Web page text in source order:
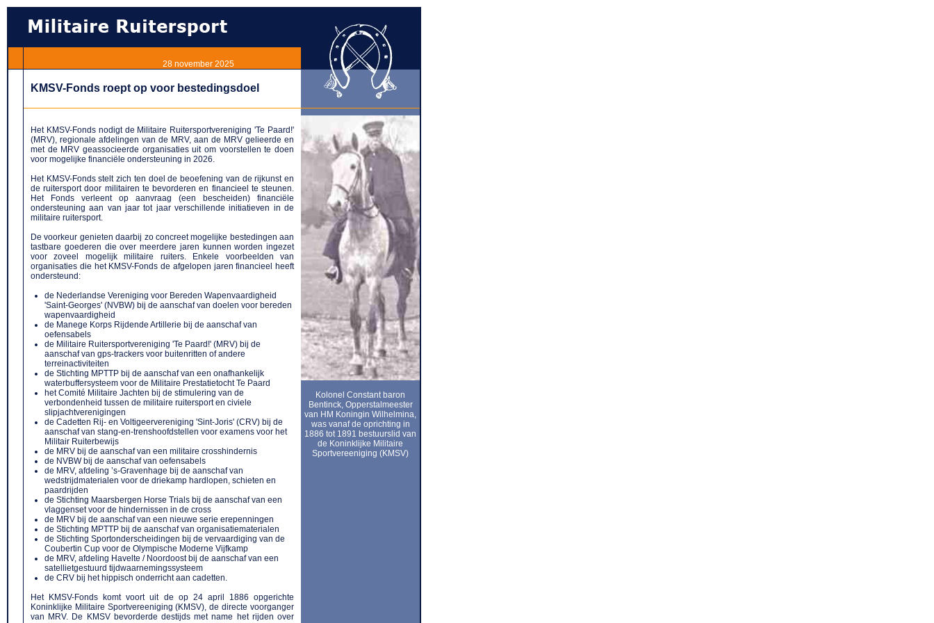
28 november 2025
KMSV-Fonds roept op voor bestedingsdoel
Het KMSV-Fonds nodigt de Militaire Ruitersportvereniging 'Te Paard!'
(MRV), regionale afdelingen van de MRV, aan de MRV gelieerde en
met de MRV geassocieerde organisaties uit om voorstellen te doen
voor mogelijke financiële ondersteuning in 2026.
Het KMSV-Fonds stelt zich ten doel de beoefening van de rijkunst en
de ruitersport door militairen te bevorderen en financieel te steunen.
Het Fonds verleent op aanvraag (een bescheiden) financiële
ondersteuning aan van jaar tot jaar verschillende initiatieven in de
militaire ruitersport.
De voorkeur genieten daarbij zo concreet mogelijke bestedingen aan
tastbare goederen die over meerdere jaren kunnen worden ingezet
voor zoveel mogelijk militaire ruiters. Enkele voorbeelden van
organisaties die het KMSV-Fonds de afgelopen jaren financieel heeft
ondersteund:
de Nederlandse Vereniging voor Bereden Wapenvaardigheid
'Saint-Georges' (NVBW) bij de aanschaf van doelen voor bereden
wapenvaardigheid
de Manege Korps Rijdende Artillerie bij de aanschaf van
oefensabels
de Militaire Ruitersportvereniging 'Te Paard!' (MRV) bij de
aanschaf van gps-trackers voor buitenritten of andere
terreinactiviteiten
de Stichting MPTTP bij de aanschaf van een onafhankelijk
waterbuffersysteem voor de Militaire Prestatietocht Te Paard
het Comité Militaire Jachten bij de stimulering van de
verbondenheid tussen de militaire ruitersport en civiele
slipjachtverenigingen
de Cadetten Rij- en Voltigeervereniging 'Sint-Joris' (CRV) bij de
aanschaf van stang-en-trenshoofdstellen voor examens voor het
Militair Ruiterbewijs
de MRV bij de aanschaf van een militaire crosshindernis
de NVBW bij de aanschaf van oefensabels
de MRV, afdeling ’s-Gravenhage bij de aanschaf van
wedstrijdmaterialen voor de driekamp hardlopen, schieten en
paardrijden
de Stichting Maarsbergen Horse Trials bij de aanschaf van een
vlaggenset voor de hindernissen in de cross
de MRV bij de aanschaf van een nieuwe serie erepenningen
de Stichting MPTTP bij de aanschaf van organisatiematerialen
de Stichting Sportonderscheidingen bij de vervaardiging van de
Coubertin Cup voor de Olympische Moderne Vijfkamp
de MRV, afdeling Havelte / Noordoost bij de aanschaf van een
satellietgestuurd tijdwaarnemingssysteem
de CRV bij het hippisch onderricht aan cadetten.
Het KMSV-Fonds komt voort uit de op 24 april 1886 opgerichte
Koninklijke Militaire Sportvereeniging (KMSV), de directe voorganger
van MRV. De KMSV bevorderde destijds met name het rijden over
Kolonel Constant baron
Bentinck, Opperstalmeester
van HM Koningin Wilhelmina,
was vanaf de oprichting in
1886 tot 1891 bestuurslid van
de Koninklijke Militaire
Sportvereeniging (KMSV)